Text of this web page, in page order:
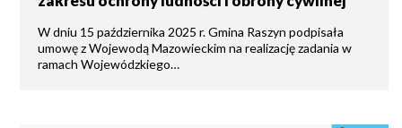
W dniu 15 października 2025 r. Gmina Raszyn podpisała
umowę z Wojewodą Mazowieckim na realizację zadania w
ramach Wojewódzkiego…